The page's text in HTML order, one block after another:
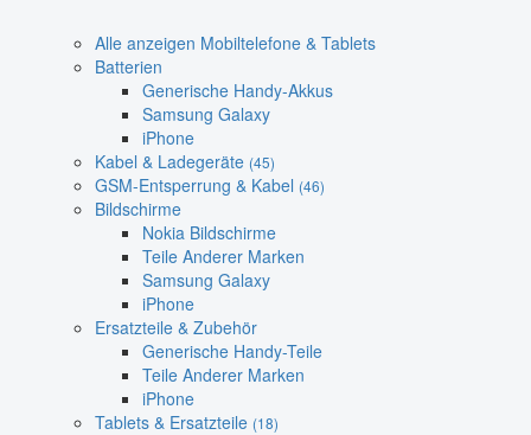
Alle anzeigen Mobiltelefone & Tablets
Batterien
Generische Handy-Akkus
Samsung Galaxy
iPhone
Kabel & Ladegeräte (45)
GSM-Entsperrung & Kabel (46)
Bildschirme
Nokia Bildschirme
Teile Anderer Marken
Samsung Galaxy
iPhone
Ersatzteile & Zubehör
Generische Handy-Teile
Teile Anderer Marken
iPhone
Tablets & Ersatzteile (18)